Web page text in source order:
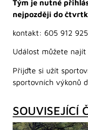
Tým je nutné
nejpozději do
kontakt: 605 912
Událost můžete najít
Přijďte si užít
sportovních výkonů
SOUVISEJÍCÍ